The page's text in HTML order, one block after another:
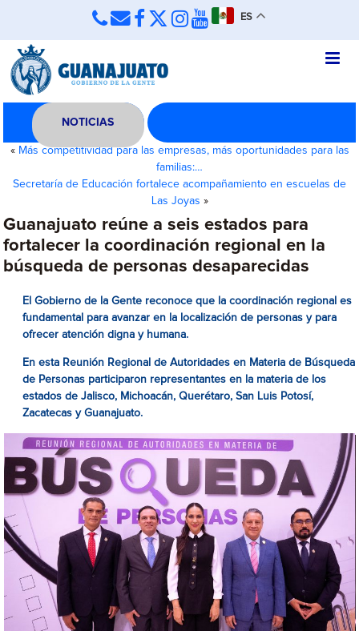
ES
NOTICIAS
« Más competitividad para las empresas, más oportunidades para las
familias:…
Secretaría de Educación fortalece acompañamiento en escuelas de
Las Joyas »
Guanajuato reúne a seis estados para
fortalecer la coordinación regional en la
búsqueda de personas desaparecidas
El Gobierno de la Gente reconoce que la coordinación regional es
fundamental para avanzar en la localización de personas y para
ofrecer atención digna y humana.
En esta Reunión Regional de Autoridades en Materia de Búsqueda
de Personas participaron representantes en la materia de los
estados de Jalisco, Michoacán, Querétaro, San Luis Potosí,
Zacatecas y Guanajuato.